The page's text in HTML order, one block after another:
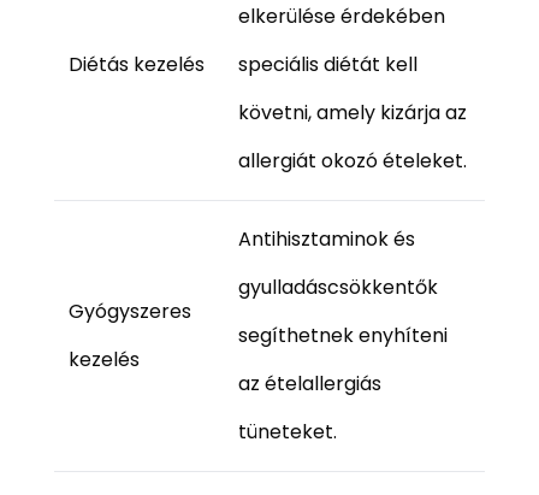
Diétás kezelés
elkerülése érdekében
speciális diétát kell
követni, amely kizárja az
allergiát okozó ételeket.
Gyógyszeres
kezelés
Antihisztaminok és
gyulladáscsökkentők
segíthetnek enyhíteni
az ételallergiás
tüneteket.